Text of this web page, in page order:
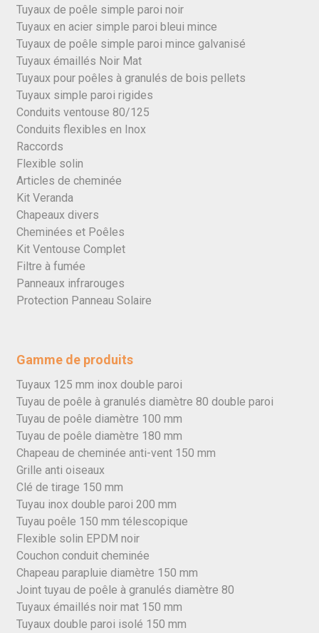
Tuyaux de poêle simple paroi noir
Tuyaux en acier simple paroi bleui mince
Tuyaux de poêle simple paroi mince galvanisé
Tuyaux émaillés Noir Mat
Tuyaux pour poêles à granulés de bois pellets
Tuyaux simple paroi rigides
Conduits ventouse 80/125
Conduits flexibles en Inox
Raccords
Flexible solin
Articles de cheminée
Kit Veranda
Chapeaux divers
Cheminées et Poêles
Kit Ventouse Complet
Filtre à fumée
Panneaux infrarouges
Protection Panneau Solaire
Gamme de produits
Tuyaux 125 mm inox double paroi
Tuyau de poêle à granulés diamètre 80 double paroi
Tuyau de poêle diamètre 100 mm
Tuyau de poêle diamètre 180 mm
Chapeau de cheminée anti-vent 150 mm
Grille anti oiseaux
Clé de tirage 150 mm
Tuyau inox double paroi 200 mm
Tuyau poêle 150 mm télescopique
Flexible solin EPDM noir
Couchon conduit cheminée
Chapeau parapluie diamètre 150 mm
Joint tuyau de poêle à granulés diamètre 80
Tuyaux émaillés noir mat 150 mm
Tuyaux double paroi isolé 150 mm